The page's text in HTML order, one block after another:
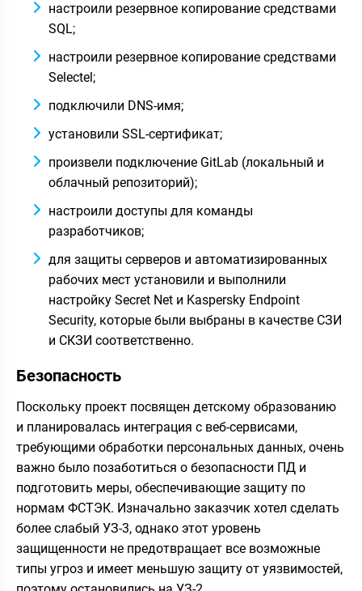
настроили резервное копирование средствами
SQL;
настроили резервное копирование средствами
Selectel;
подключили DNS-имя;
установили SSL-сертификат;
произвели подключение GitLab (локальный и
облачный репозиторий);
настроили доступы для команды
разработчиков;
для защиты серверов и автоматизированных
рабочих мест установили и выполнили
настройку Secret Net и Kaspersky Endpoint
Security, которые были выбраны в качестве СЗИ
и СКЗИ соответственно.
Безопасность
Поскольку проект посвящен детскому образованию
и планировалась интеграция с веб-сервисами,
требующими обработки персональных данных, очень
важно было позаботиться о безопасности ПД и
подготовить меры, обеспечивающие защиту по
нормам ФСТЭК. Изначально заказчик хотел сделать
более слабый УЗ-3, однако этот уровень
защищенности не предотвращает все возможные
типы угроз и имеет меньшую защиту от уязвимостей,